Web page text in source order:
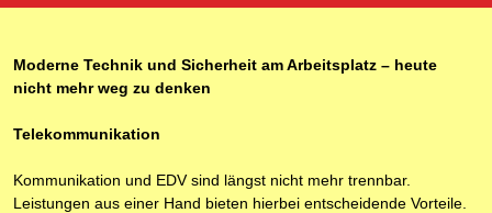
Moderne Technik und Sicherheit am Arbeitsplatz – heute
nicht mehr weg zu denken
Telekommunikation
Kommunikation und EDV sind längst nicht mehr trennbar.
Leistungen aus einer Hand bieten hierbei entscheidende Vorteile.